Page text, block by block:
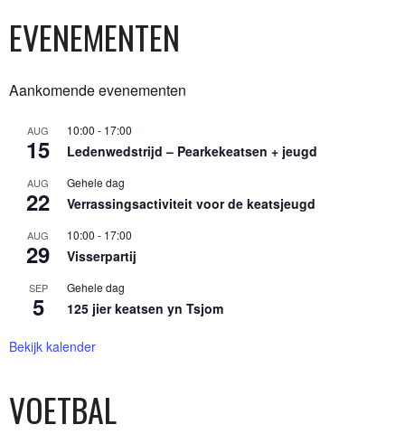
EVENEMENTEN
Aankomende evenementen
AUG
15
10:00 - 17:00
Ledenwedstrijd – Pearkekeatsen + jeugd
AUG
22
Gehele dag
Verrassingsactiviteit voor de keatsjeugd
AUG
29
10:00 - 17:00
Visserpartij
SEP
5
Gehele dag
125 jier keatsen yn Tsjom
Bekijk kalender
VOETBAL